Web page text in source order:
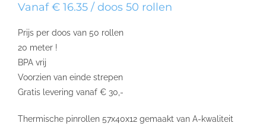
Vanaf € 16.35 / doos 50 rollen
Prijs per doos van 50 rollen
20 meter !
BPA vrij
Voorzien van einde strepen
Gratis levering vanaf € 30,-
Thermische pinrollen 57x40x12 gemaakt van A-kwaliteit